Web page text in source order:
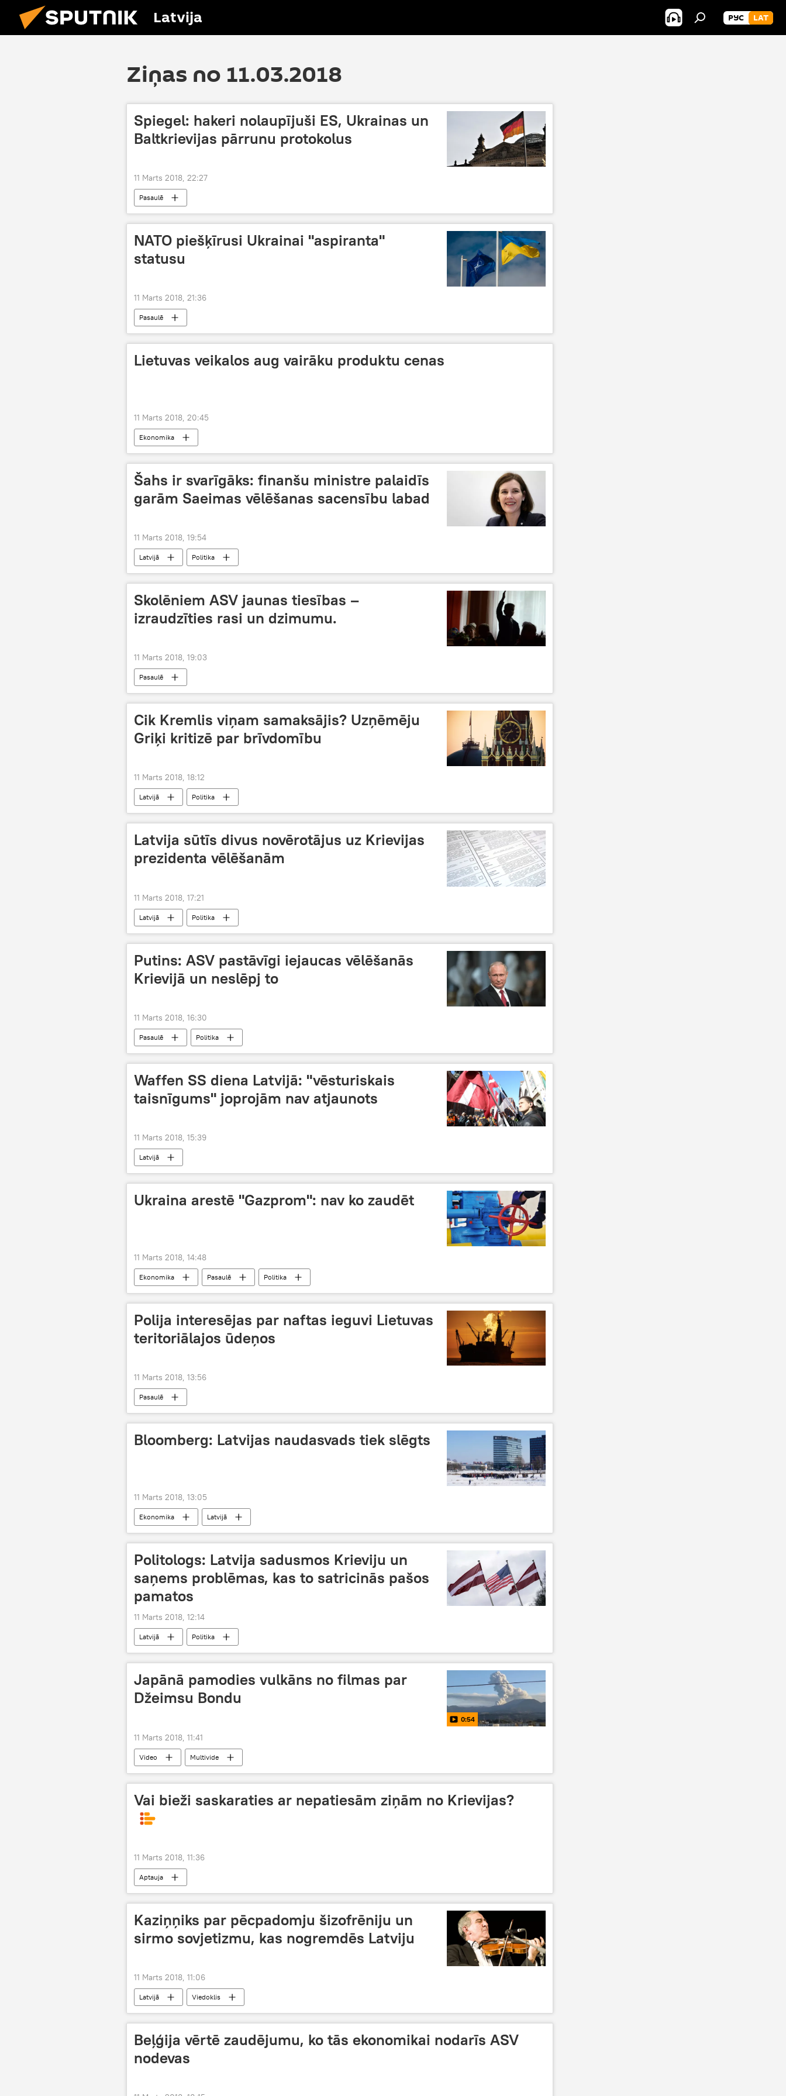
Latvija РУС LAT
Ziņas no 11.03.2018
Spiegel: hakeri nolaupījuši ES, Ukrainas un
Baltkrievijas pārrunu protokolus
11 Marts 2018, 22:27
Pasaulē
NATO piešķīrusi Ukrainai "aspiranta"
statusu
11 Marts 2018, 21:36
Pasaulē
Lietuvas veikalos aug vairāku produktu cenas
11 Marts 2018, 20:45
Ekonomika
Šahs ir svarīgāks: finanšu ministre palaidīs
garām Saeimas vēlēšanas sacensību labad
11 Marts 2018, 19:54
Latvijā Politika
Skolēniem ASV jaunas tiesības –
izraudzīties rasi un dzimumu.
11 Marts 2018, 19:03
Pasaulē
Cik Kremlis viņam samaksājis? Uzņēmēju
Griķi kritizē par brīvdomību
11 Marts 2018, 18:12
Latvijā Politika
Latvija sūtīs divus novērotājus uz Krievijas
prezidenta vēlēšanām
11 Marts 2018, 17:21
Latvijā Politika
Putins: ASV pastāvīgi iejaucas vēlēšanās
Krievijā un neslēpj to
11 Marts 2018, 16:30
Pasaulē Politika
Waffen SS diena Latvijā: "vēsturiskais
taisnīgums" joprojām nav atjaunots
11 Marts 2018, 15:39
Latvijā
Ukraina arestē "Gazprom": nav ko zaudēt
11 Marts 2018, 14:48
Ekonomika Pasaulē Politika
Polija interesējas par naftas ieguvi Lietuvas
teritoriālajos ūdeņos
11 Marts 2018, 13:56
Pasaulē
Bloomberg: Latvijas naudasvads tiek slēgts
11 Marts 2018, 13:05
Ekonomika Latvijā
Politologs: Latvija sadusmos Krieviju un
saņems problēmas, kas to satricinās pašos
pamatos
11 Marts 2018, 12:14
Latvijā Politika
Japānā pamodies vulkāns no filmas par
Džeimsu Bondu
0:54
11 Marts 2018, 11:41
Video Multivide
Vai bieži saskaraties ar nepatiesām ziņām no Krievijas?
11 Marts 2018, 11:36
Aptauja
Kaziņņiks par pēcpadomju šizofrēniju un
sirmo sovjetizmu, kas nogremdēs Latviju
11 Marts 2018, 11:06
Latvijā Viedoklis
Beļģija vērtē zaudējumu, ko tās ekonomikai nodarīs ASV
nodevas